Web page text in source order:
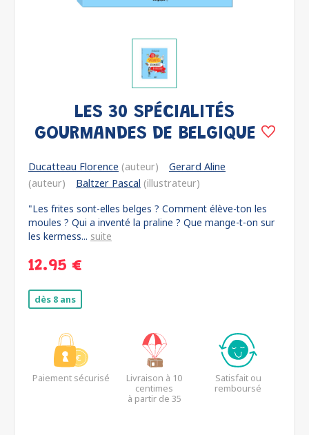
LES 30 SPÉCIALITÉS
GOURMANDES DE BELGIQUE
Ducatteau Florence (auteur)
Gerard Aline
(auteur)
Baltzer Pascal (illustrateur)
"Les frites sont-elles belges ? Comment élève-ton les
moules ? Qui a inventé la praline ? Que mange-t-on sur
les kermess... suite
12.95 €
dès 8 ans
Paiement sécurisé
Livraison à 10
centimes
à partir de 35
Satisfait ou
remboursé